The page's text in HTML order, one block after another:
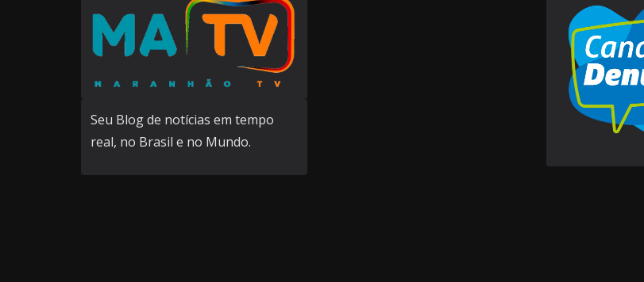
Seu Blog de notícias em tempo
real, no Brasil e no Mundo.